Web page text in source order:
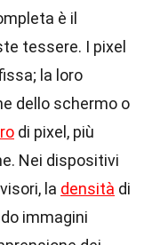
è il
tessere. I pixel
la loro
dello schermo o
di pixel, più
Nei dispositivi
la densità di
immagini